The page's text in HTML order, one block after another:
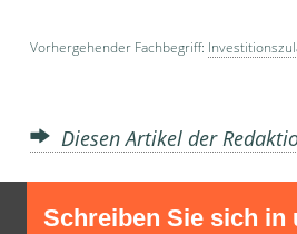
Vorhergehender Fachbegriff:
Diesen Artikel der
Schreiben Sie sich in